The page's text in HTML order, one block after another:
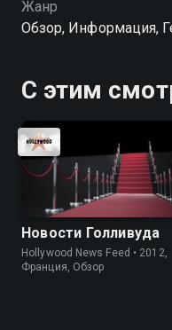
Жанр
Обзор, Информация,
С этим
Новости Голливуда
Hollywood News Feed • 2012,
Франция, Обзор